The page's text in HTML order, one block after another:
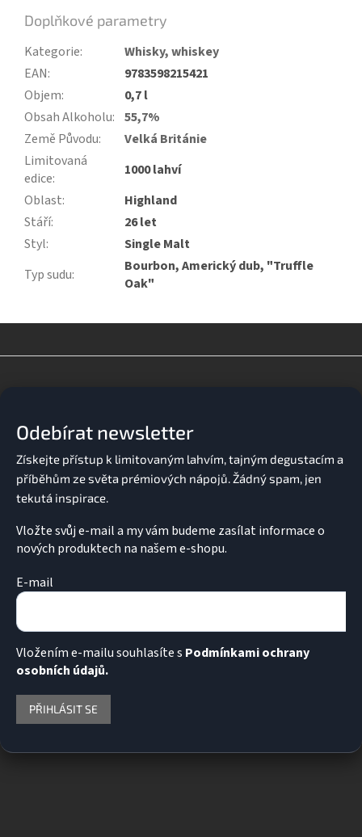
Doplňkové parametry
Kategorie:
Whisky, whiskey
EAN:
9783598215421
Objem:
0,7 l
Obsah Alkoholu: 55,7%
Země Původu:
Velká Británie
Limitovaná
edice:
1000 lahví
Oblast:
Highland
Stáří:
26 let
Styl:
Single Malt
Typ sudu:
Bourbon, Americký dub, "Truffle
Oak"
Odebírat newsletter
Vložte svůj e-mail a my vám budeme zasílat informace o
nových produktech na našem e-shopu.
E-mail
Vložením e-mailu souhlasíte s Podmínkami ochrany
osobních údajů.
PŘIHLÁSIT SE